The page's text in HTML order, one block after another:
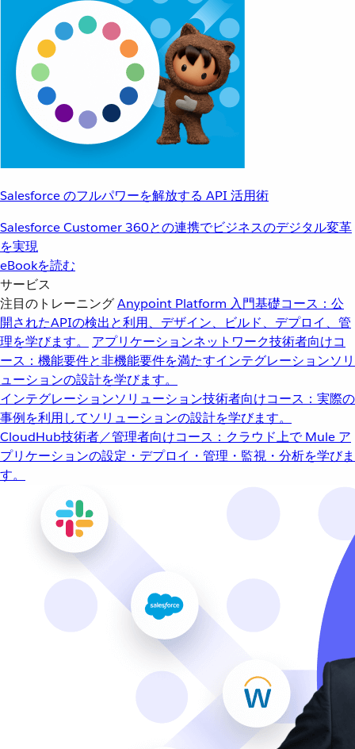
Salesforce のフルパワーを解放する API 活用術
Salesforce Customer 360との連携でビジネスのデジタル変革
を実現
eBookを読む
サービス
注目のトレーニングAnypoint Platform 入門基礎コース：公
開されたAPIの検出と利用、デザイン、ビルド、デプロイ、管
理を学びます。
アプリケーションネットワーク技術者向けコ
ース：機能要件と非機能要件を満たすインテグレーションソリ
ューションの設計を学びます。
インテグレーションソリューション技術者向けコース：実際の
事例を利用してソリューションの設計を学びます。
CloudHub技術者／管理者向けコース：クラウド上で Mule ア
プリケーションの設定・デプロイ・管理・監視・分析を学びま
す。